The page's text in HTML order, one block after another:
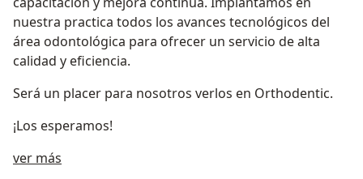
nuestra practica todos los avances tecnológicos del
área odontológica para ofrecer un servicio de alta
calidad y eficiencia.
Será un placer para nosotros verlos en Orthodentic.
¡Los esperamos!
ver más